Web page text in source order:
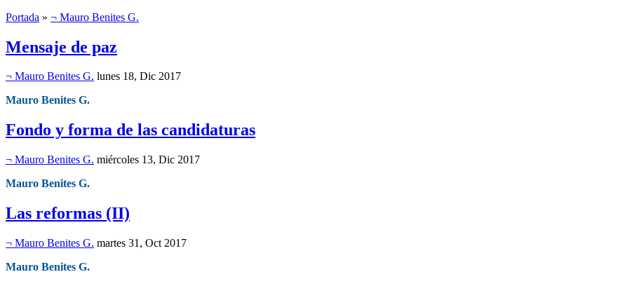
Portada » ¬ Mauro Benites G.
Mensaje de paz
¬ Mauro Benites G. lunes 18, Dic 2017
Mauro Benites G.
Fondo y forma de las candidaturas
¬ Mauro Benites G. miércoles 13, Dic 2017
Mauro Benites G.
Las reformas (II)
¬ Mauro Benites G. martes 31, Oct 2017
Mauro Benites G.